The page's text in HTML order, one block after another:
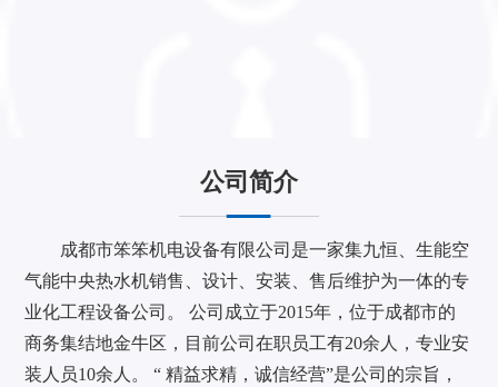
公司简介
成都市笨笨机电设备有限公司是一家集九恒、生能空
气能中央热水机销售、设计、安装、售后维护为一体的专
业化工程设备公司。 公司成立于2015年，位于成都市的
商务集结地金牛区，目前公司在职员工有20余人，专业安
装人员10余人。 “ 精益求精，诚信经营”是公司的宗旨，